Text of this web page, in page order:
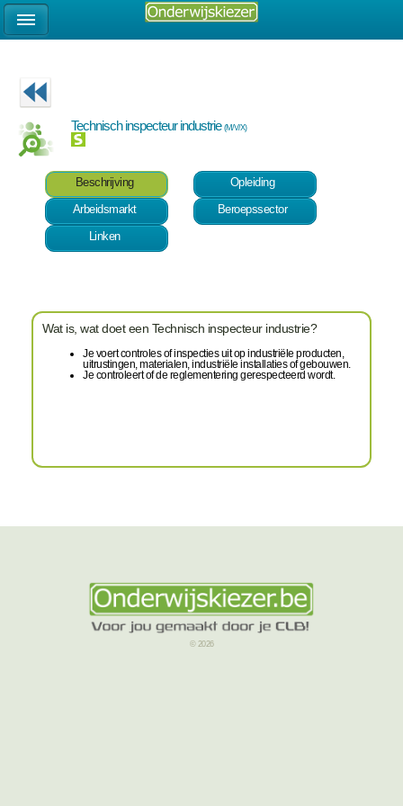
Technisch inspecteur industrie(M/V/X)
Beschrijving
Opleiding
Arbeidsmarkt
Beroepssector
Linken
Wat is, wat doet een Technisch inspecteur industrie?
Je voert controles of inspecties uit op industriële producten,
uitrustingen, materialen, industriële installaties of gebouwen.
Je controleert of de reglementering gerespecteerd wordt.
© 2026